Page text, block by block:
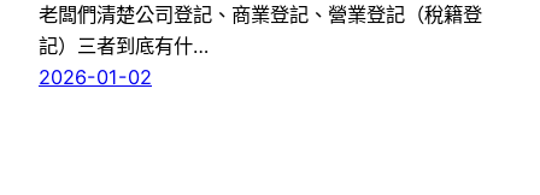
老闆們清楚公司登記、商業登記、營業登記（稅籍登
記）三者到底有什…
2026-01-02